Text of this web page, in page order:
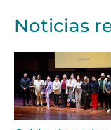
Noticias